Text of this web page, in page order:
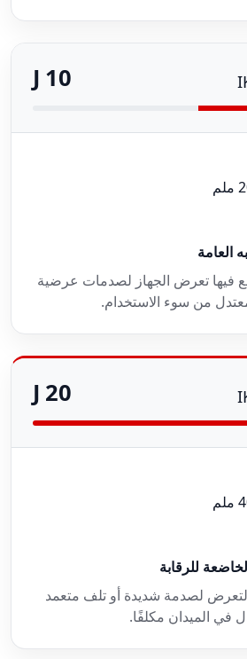
10 J
العامة
فيها تعرض الجهاز لصدمات عرضية
من سوء الاستخدام.
20 J
للرقابة
لصدمة شديدة أو تلف متعمد
في الميدان مكلفًا.